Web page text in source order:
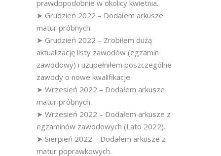
prawdopodobnie w okolicy kwietnia.
➤ Grudzień 2022 – Dodałem arkusze
matur próbnych.
➤ Grudzień 2022 – Zrobiłem dużą
aktualizację listy zawodów (egzamin
zawodowy) i uzupełniłem poszczególne
zawody o nowe kwalifikacje.
➤ Wrzesień 2022 – Dodałem arkusze
matur próbnych.
➤ Wrzesień 2022 – Dodałem arkusze z
egzaminów zawodowych (Lato 2022).
➤ Sierpień 2022 – Dodałem arkusze z
matur poprawkowych.